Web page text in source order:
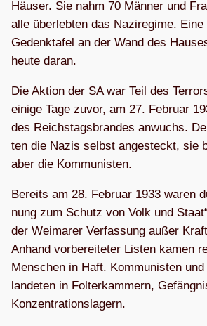
Häu­ser. Sie nahm 70 Män­ner und
alle über­leb­ten das Nazi­re­gime. Eine
Gedenk­ta­fel an der Wand des
heute daran.
Die Aktion der SA war Teil des
einige Tage zuvor, am 27. Februar
des Reichs­tags­bran­des anwuchs.
ten die Nazis selbst ange­steckt, sie
aber die Kommunisten.
Bereits am 28. Februar 1933 waren
nung zum Schutz von Volk und
der Wei­ma­rer Ver­fas­sung außer
Anhand vor­be­rei­te­ter Lis­ten kamen
Men­schen in Haft. Kom­mu­nis­ten
lan­de­ten in Fol­ter­kam­mern,
Konzentrationslagern.